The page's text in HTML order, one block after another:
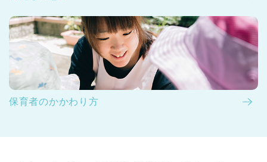
保育者のかかわり方